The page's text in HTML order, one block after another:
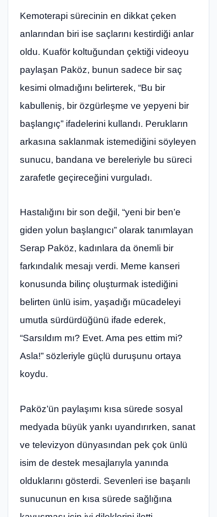
Kemoterapi sürecinin en dikkat çeken
anlarından biri ise saçlarını kestirdiği anlar
oldu. Kuaför koltuğundan çektiği videoyu
paylaşan Paköz, bunun sadece bir saç
kesimi olmadığını belirterek, “Bu bir
kabulleniş, bir özgürleşme ve yepyeni bir
başlangıç” ifadelerini kullandı. Perukların
arkasına saklanmak istemediğini söyleyen
sunucu, bandana ve bereleriyle bu süreci
zarafetle geçireceğini vurguladı.
Hastalığını bir son değil, “yeni bir ben’e
giden yolun başlangıcı” olarak tanımlayan
Serap Paköz, kadınlara da önemli bir
farkındalık mesajı verdi. Meme kanseri
konusunda bilinç oluşturmak istediğini
belirten ünlü isim, yaşadığı mücadeleyi
umutla sürdürdüğünü ifade ederek,
“Sarsıldım mı? Evet. Ama pes ettim mi?
Asla!” sözleriyle güçlü duruşunu ortaya
koydu.
Paköz’ün paylaşımı kısa sürede sosyal
medyada büyük yankı uyandırırken, sanat
ve televizyon dünyasından pek çok ünlü
isim de destek mesajlarıyla yanında
olduklarını gösterdi. Sevenleri ise başarılı
sunucunun en kısa sürede sağlığına